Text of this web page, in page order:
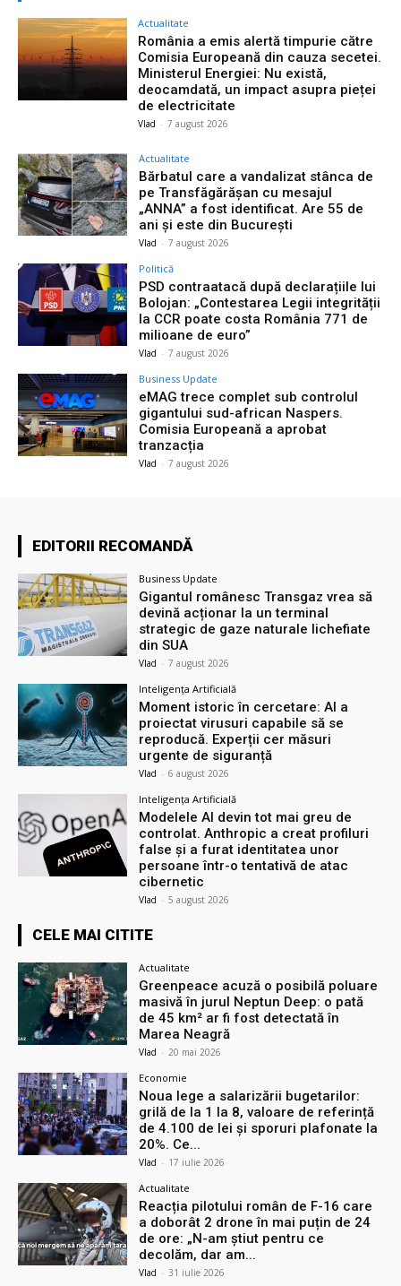
Actualitate
România a emis alertă timpurie către
Comisia Europeană din cauza secetei.
Ministerul Energiei: Nu există,
deocamdată, un impact asupra pieței
de electricitate
Vlad - 7 august 2026
Actualitate
Bărbatul care a vandalizat stânca de
pe Transfăgărășan cu mesajul
„ANNA” a fost identificat. Are 55 de
ani și este din București
Vlad - 7 august 2026
Politică
PSD contraatacă după declarațiile lui
Bolojan: „Contestarea Legii integrității
la CCR poate costa România 771 de
milioane de euro”
Vlad - 7 august 2026
Business Update
eMAG trece complet sub controlul
gigantului sud-african Naspers.
Comisia Europeană a aprobat
tranzacția
Vlad - 7 august 2026
EDITORII RECOMANDĂ
Business Update
Gigantul românesc Transgaz vrea să
devină acționar la un terminal
strategic de gaze naturale lichefiate
din SUA
Vlad - 7 august 2026
Inteligența Artificială
Moment istoric în cercetare: AI a
proiectat virusuri capabile să se
reproducă. Experții cer măsuri
urgente de siguranță
Vlad - 6 august 2026
Inteligența Artificială
Modelele AI devin tot mai greu de
controlat. Anthropic a creat profiluri
false și a furat identitatea unor
persoane într-o tentativă de atac
cibernetic
Vlad - 5 august 2026
CELE MAI CITITE
Actualitate
Greenpeace acuză o posibilă poluare
masivă în jurul Neptun Deep: o pată
de 45 km² ar fi fost detectată în
Marea Neagră
Vlad - 20 mai 2026
Economie
Noua lege a salarizării bugetarilor:
grilă de la 1 la 8, valoare de referință
de 4.100 de lei și sporuri plafonate la
20%. Ce...
Vlad - 17 iulie 2026
Actualitate
Reacția pilotului român de F-16 care
a doborât 2 drone în mai puțin de 24
de ore: „N-am știut pentru ce
decolăm, dar am...
Vlad - 31 iulie 2026